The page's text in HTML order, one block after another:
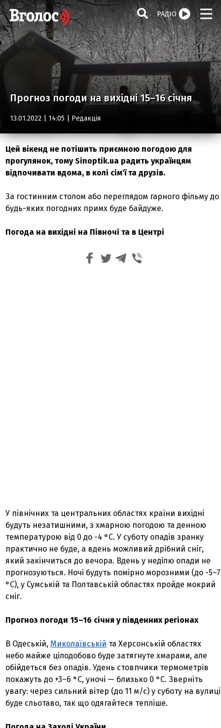
РАДІО
Прогноз погоди на вихідні 15–16 січня
13.01.2022 | 14:05 | Редакція
Цей вікенд не потішить приємною погодою для
прогулянок, тому Sinoptik.ua радить українцям
відпочивати вдома, в колі сім'ї та друзів.
За гостинним столом або переглядом гарного фільму до
будь-яких погодних примх буде байдуже.
Погода на вихідні на Півночі та в Центрі
У північних та центральних областях країни вихідні
будуть незатишними, з хмарною погодою та денною
температурою від 0 до -4 °С. У суботу опадів зранку
практично не буде, а вдень можливий дрібний сніг,
який закінчиться до вечора. Вдень у неділю опади не
прогнозуються. Ночі будуть помірно морозними (до -5–7
°С), у Сумській та Полтавській областях пройде мокрий
сніг.
Прогноз погоди 15–16 січня у південних регіонах
В Одеській, Миколаївській та Херсонській областях
небо майже цілодобово буде затягнуте хмарами, але
обійдеться без опадів. Удень стовпчики термометрів
покажуть до +3–6 °С, уночі — близько 0 °С. Зверніть
увагу: через сильний вітер (до 11 м/с) у суботу на вулиці
буде сльотаво, так що одягайтеся тепліше.